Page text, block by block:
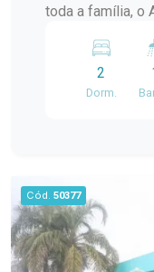
toda a família, o
apartamentos
vaga de
conforto,
Diferenciais do
50,19 m² de
coberta
disponíveis)
2
Dorm.
Cód. 50377